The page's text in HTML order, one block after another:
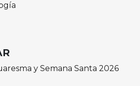
y Semana Santa 2026